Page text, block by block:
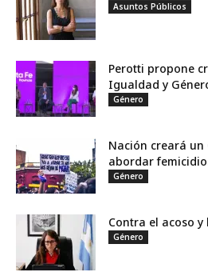
Asuntos Públicos
Perotti propone
Igualdad y
Género
Nación creará un
abordar
Género
Contra el acoso
Género